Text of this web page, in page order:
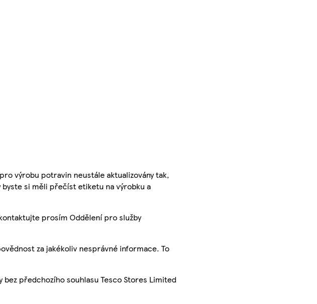
výrobu potravin neustále aktualizovány tak,
si měli přečíst etiketu na výrobku a
prosím Oddělení pro služby
za jakékoliv nesprávné informace. To
předchozího souhlasu Tesco Stores Limited